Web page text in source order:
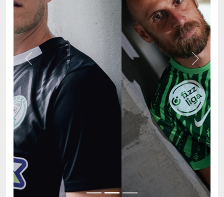
Previous Next